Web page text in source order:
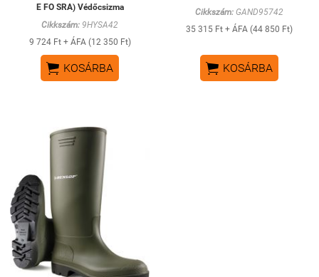
E FO SRA) Védőcsizma
Cikkszám: 9HYSA42
9 724 Ft + ÁFA (12 350 Ft)
 KOSÁRBA
Cikkszám: GAND95742
35 315 Ft + ÁFA (44 850 Ft)
 KOSÁRBA